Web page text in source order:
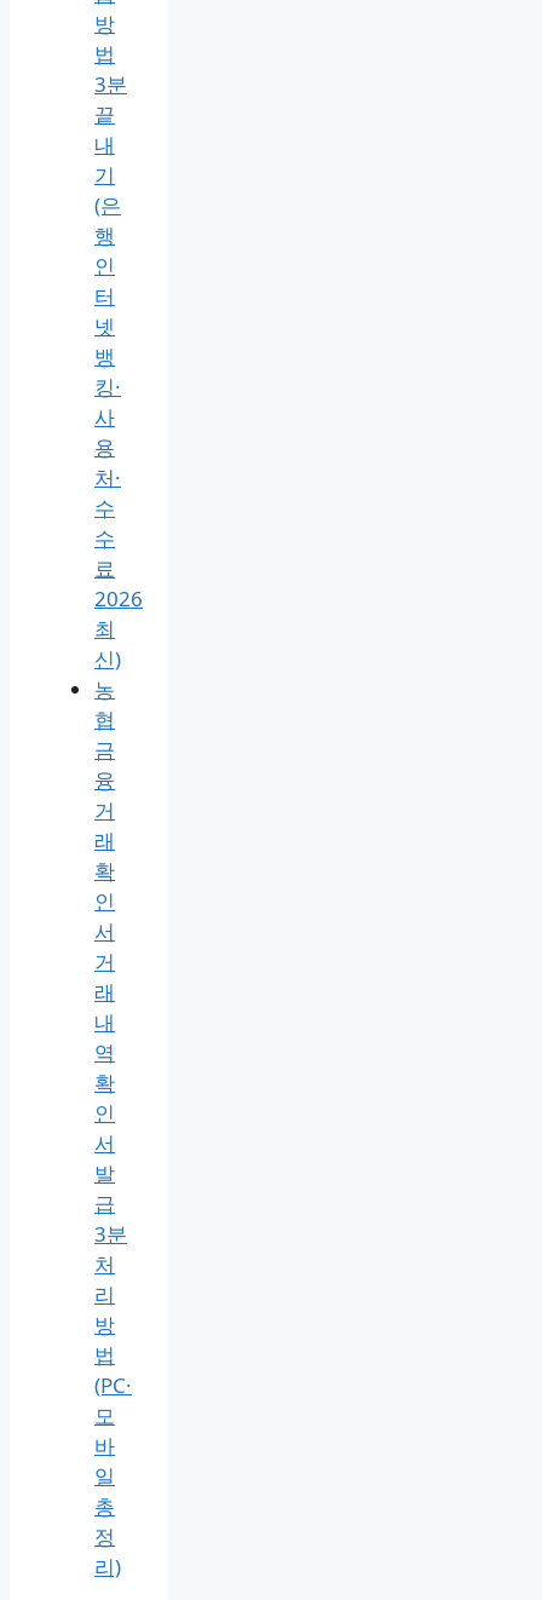
세
금
용
공
동
인
증
서
발
급
방
법
3분
끝
내
기
(은
행
인
터
넷
뱅
킹·
사
용
처·
수
수
료
2026
최
신)
농
협
금
융
거
래
확
인
서
거
래
내
역
확
인
서
발
급
3분
처
리